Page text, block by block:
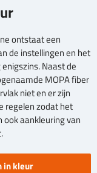
ontstaat een
de instellingen en het
Naast de
MOPA fiber
niet en er zijn
regelen zodat het
aankleuring van
in kleur